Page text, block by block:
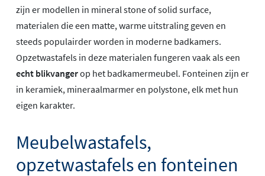
zijn er modellen in mineral stone of solid surface,
materialen die een matte, warme uitstraling geven en
steeds populairder worden in moderne badkamers.
Opzetwastafels in deze materialen fungeren vaak als een
echt blikvangerop het badkamermeubel. Fonteinen zijn er
in keramiek, mineraalmarmer en polystone, elk met hun
eigen karakter.
Meubelwastafels,
opzetwastafels en fonteinen